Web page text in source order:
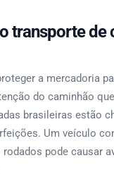
transporte de
a mercadoria
do caminhão
brasileiras estão
Um veículo
pode causar